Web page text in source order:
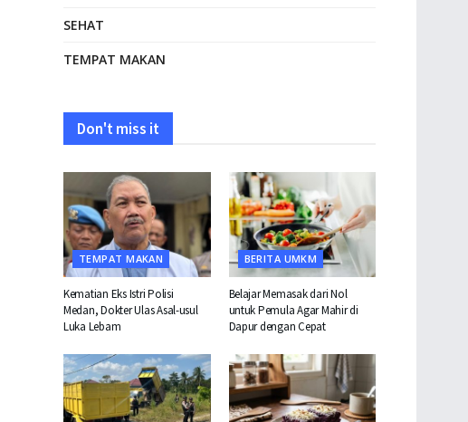
SEHAT
TEMPAT MAKAN
Don't miss it
TEMPAT MAKAN
Kematian Eks Istri Polisi
Medan, Dokter Ulas Asal-usul
Luka Lebam
BERITA UMKM
Belajar Memasak dari Nol
untuk Pemula Agar Mahir di
Dapur dengan Cepat